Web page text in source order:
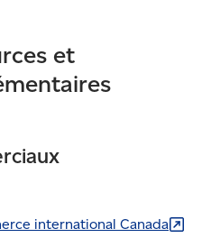
et
international Canada